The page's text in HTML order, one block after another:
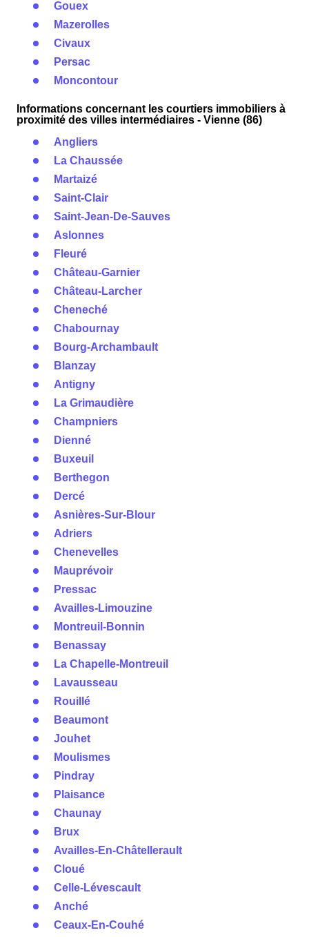
Gouex
Mazerolles
Civaux
Persac
Moncontour
Informations concernant les courtiers immobiliers à
proximité des villes intermédiaires - Vienne (86)
Angliers
La Chaussée
Martaizé
Saint-Clair
Saint-Jean-De-Sauves
Aslonnes
Fleuré
Château-Garnier
Château-Larcher
Cheneché
Chabournay
Bourg-Archambault
Blanzay
Antigny
La Grimaudière
Champniers
Dienné
Buxeuil
Berthegon
Dercé
Asnières-Sur-Blour
Adriers
Chenevelles
Mauprévoir
Pressac
Availles-Limouzine
Montreuil-Bonnin
Benassay
La Chapelle-Montreuil
Lavausseau
Rouillé
Beaumont
Jouhet
Moulismes
Pindray
Plaisance
Chaunay
Brux
Availles-En-Châtellerault
Cloué
Celle-Lévescault
Anché
Ceaux-En-Couhé